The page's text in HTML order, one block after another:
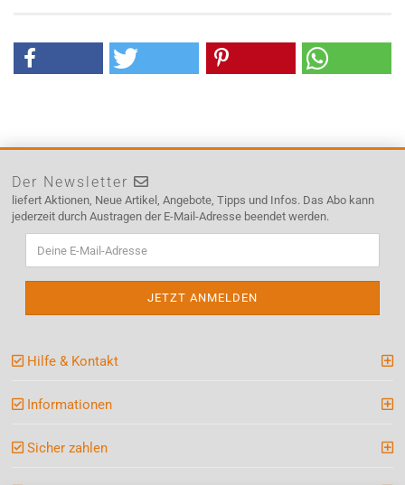
Der Newsletter
liefert Aktionen, Neue Artikel, Angebote, Tipps und Infos. Das Abo kann
jederzeit durch Austragen der E-Mail-Adresse beendet werden.
Hilfe & Kontakt
Informationen
Sicher zahlen